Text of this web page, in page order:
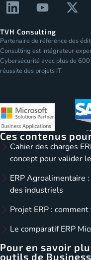
TVH Consulting
Partenaire de référénce des
Consulting est intégrateur
Cybersécurité avec plus de
réussite des projets IT.
Ces contenus
Cahier des charges
concept pour valider
ERP Agroalimentaire
des industriels
Projet ERP :
Le comparatif ERP
Pour en savoir
outils de